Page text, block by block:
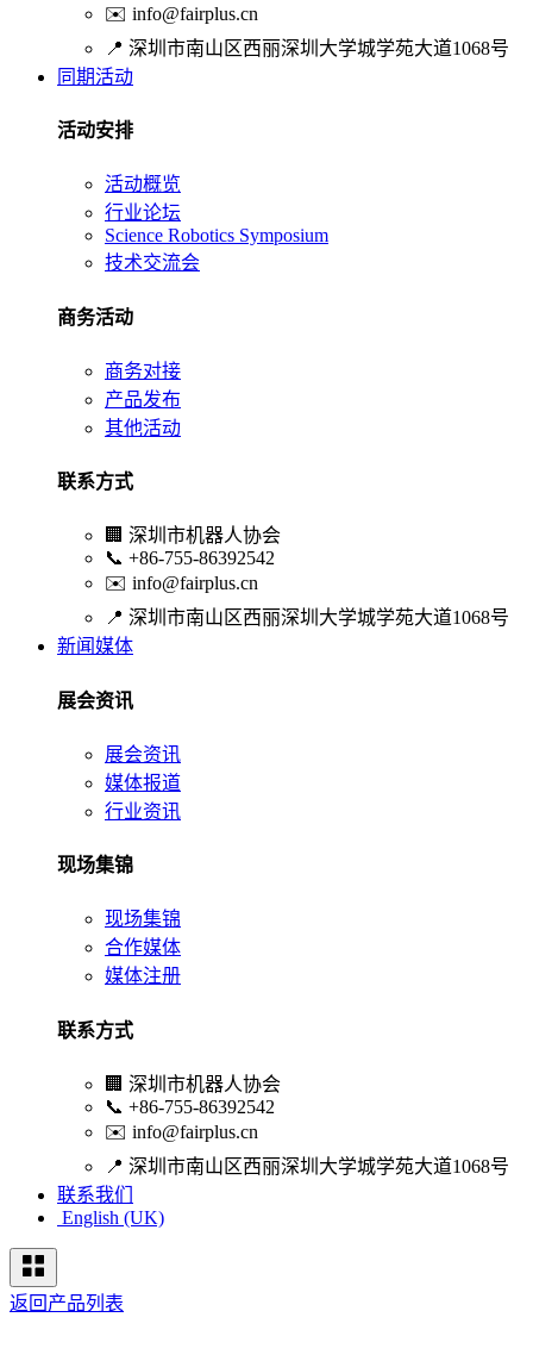
✉️ info@fairplus.cn
📍 深圳市南山区西丽深圳大学城学苑大道1068号
同期活动
活动安排
活动概览
行业论坛
Science Robotics Symposium
技术交流会
商务活动
商务对接
产品发布
其他活动
联系方式
🏢 深圳市机器人协会
📞 +86-755-86392542
✉️ info@fairplus.cn
📍 深圳市南山区西丽深圳大学城学苑大道1068号
新闻媒体
展会资讯
展会资讯
媒体报道
行业资讯
现场集锦
现场集锦
合作媒体
媒体注册
联系方式
🏢 深圳市机器人协会
📞 +86-755-86392542
✉️ info@fairplus.cn
📍 深圳市南山区西丽深圳大学城学苑大道1068号
联系我们
English (UK)
返回产品列表